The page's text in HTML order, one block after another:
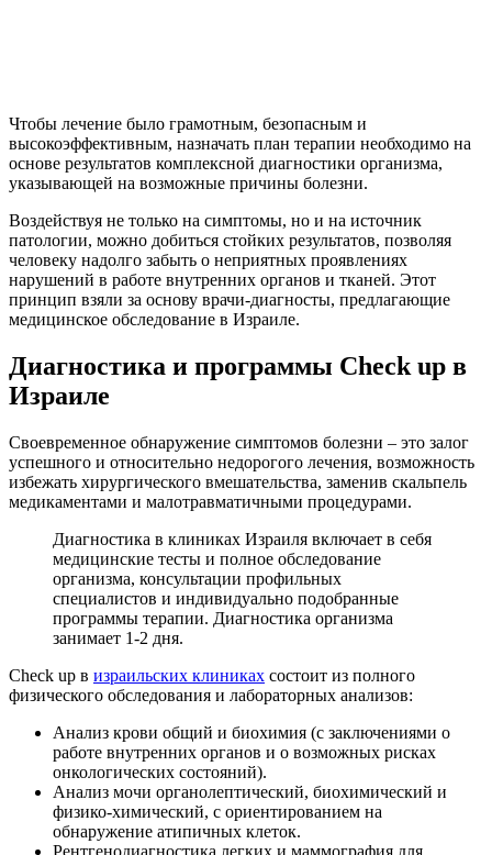
Чтобы лечение было грамотным, безопасным и
высокоэффективным, назначать план терапии необходимо на
основе результатов комплексной диагностики организма,
указывающей на возможные причины болезни.
Воздействуя не только на симптомы, но и на источник
патологии, можно добиться стойких результатов, позволяя
человеку надолго забыть о неприятных проявлениях
нарушений в работе внутренних органов и тканей. Этот
принцип взяли за основу врачи-диагносты, предлагающие
медицинское обследование в Израиле.
Диагностика и программы Check up в
Израиле
Своевременное обнаружение симптомов болезни – это залог
успешного и относительно недорогого лечения, возможность
избежать хирургического вмешательства, заменив скальпель
медикаментами и малотравматичными процедурами.
Диагностика в клиниках Израиля включает в себя
медицинские тесты и полное обследование
организма, консультации профильных
специалистов и индивидуально подобранные
программы терапии. Диагностика организма
занимает 1-2 дня.
Check up в израильских клиниках состоит из полного
физического обследования и лабораторных анализов:
Анализ крови общий и биохимия (с заключениями о
работе внутренних органов и о возможных рисках
онкологических состояний).
Анализ мочи органолептический, биохимический и
физико-химический, с ориентированием на
обнаружение атипичных клеток.
Рентгенодиагностика легких и маммография для